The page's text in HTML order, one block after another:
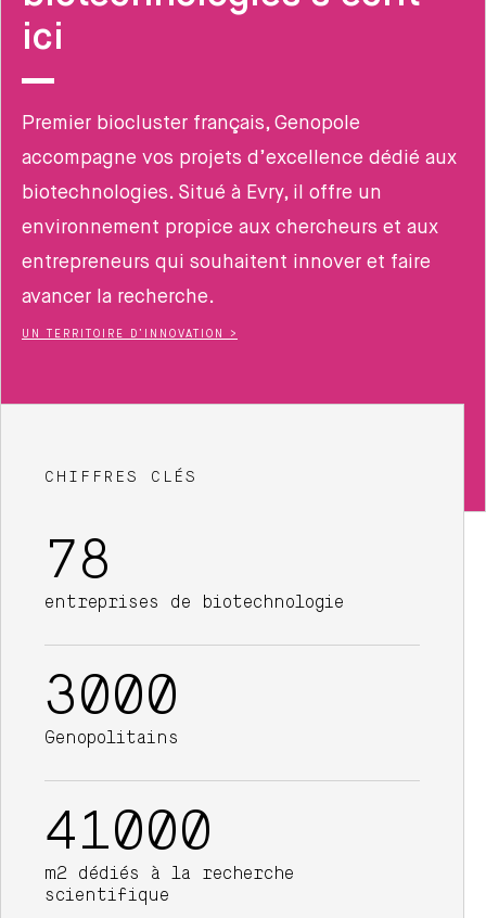
ici
Premier biocluster français, Genopole
accompagne vos projets d’excellence dédié aux
biotechnologies. Situé à Evry, il offre un
environnement propice aux chercheurs et aux
entrepreneurs qui souhaitent innover et faire
avancer la recherche.
UN TERRITOIRE D’INNOVATION >
CHIFFRES CLÉS
78
entreprises de biotechnologie
3000
Genopolitains
41000
m2 dédiés à la recherche
scientifique